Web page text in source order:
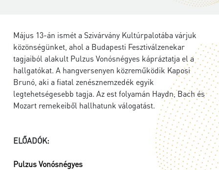
Május 13-án ismét a Szivárvány Kultúrpalotába várjuk
közönségünket, ahol a Budapesti Fesztiválzenekar
tagjaiból alakult Pulzus Vonósnégyes kápráztatja el a
hallgatókat. A hangversenyen közreműködik Kaposi
Brunó, aki a fiatal zenésznemzedék egyik
legtehetségesebb tagja. Az est folyamán Haydn, Bach és
Mozart remekeiből hallhatunk válogatást.
ELŐADÓK:
Pulzus Vonósnégyes